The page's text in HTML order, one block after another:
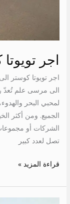
اجر
الى مرسى علم تُعدّ
لمحبي البحر
الجميع. ومن أكثر
الشركات أو
تصل لعدد كبير
قراءة المزيد »